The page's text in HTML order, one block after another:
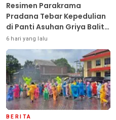
Resimen Parakrama
Pradana Tebar Kepedulian
di Panti Asuhan Griya Balita
SYD, Peluk Hangat Balita
Terlantar “POLRI Hadir
Dengan Hati”
6 hari yang lalu
BERITA